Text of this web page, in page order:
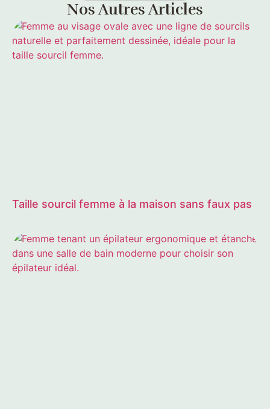
Nos Autres Articles
Taille sourcil femme à la maison sans faux pas